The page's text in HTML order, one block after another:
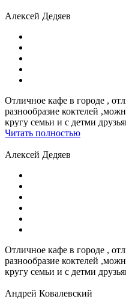
Алексей Дедяев
Отличное кафе в городе ,
разнообразие коктелей
кругу семьи и с детми
Читать полностью
Алексей Дедяев
Отличное кафе в городе ,
разнообразие коктелей
кругу семьи и с детми
Андрей Ковалевский